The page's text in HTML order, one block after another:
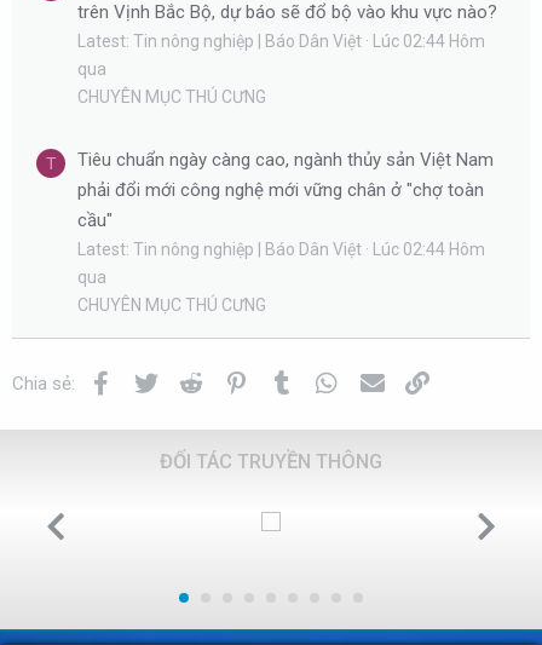
trên Vịnh Bắc Bộ, dự báo sẽ đổ bộ vào khu vực nào?
Latest: Tin nông nghiệp | Báo Dân Việt
Lúc 02:44 Hôm
qua
CHUYÊN MỤC THÚ CƯNG
T
Tiêu chuẩn ngày càng cao, ngành thủy sản Việt Nam
phải đổi mới công nghệ mới vững chân ở "chợ toàn
cầu"
Latest: Tin nông nghiệp | Báo Dân Việt
Lúc 02:44 Hôm
qua
CHUYÊN MỤC THÚ CƯNG
Chia sẻ: Facebook
Twitter Reddit PinterestTumblr WhatsApp
Email
ĐỐI TÁC TRUYỀN THÔNG